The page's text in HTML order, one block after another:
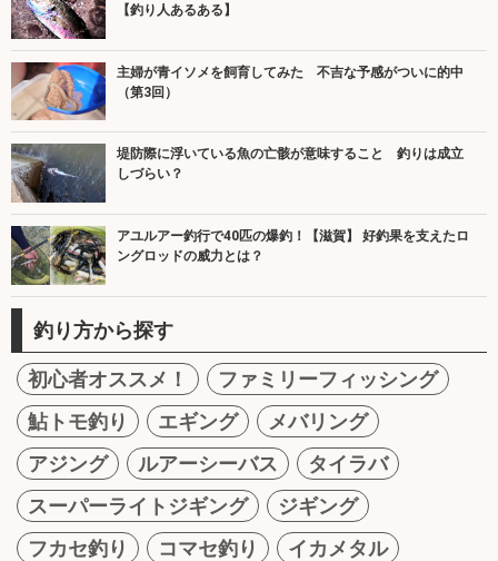
【釣り人あるある】
主婦が青イソメを飼育してみた 不吉な予感がついに的中
（第3回）
堤防際に浮いている魚の亡骸が意味すること 釣りは成立
しづらい？
アユルアー釣行で40匹の爆釣！【滋賀】 好釣果を支えたロ
ングロッドの威力とは？
釣り方から探す
初心者オススメ！
ファミリーフィッシング
鮎トモ釣り
エギング
メバリング
アジング
ルアーシーバス
タイラバ
スーパーライトジギング
ジギング
フカセ釣り
コマセ釣り
イカメタル